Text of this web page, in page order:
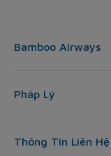
Bamboo Airways
Pháp Lý
Thông Tin Liên Hệ